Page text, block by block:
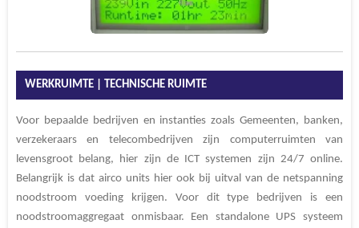
WERKRUIMTE | TECHNISCHE RUIMTE
Voor bepaalde bedrijven en instanties zoals Gemeenten, banken,
verzekeraars en telecombedrijven zijn computerruimten van
levensgroot belang, hier zijn de ICT systemen zijn 24/7 online.
Belangrijk is dat airco units hier ook bij uitval van de netspanning
noodstroom voeding krijgen. Voor dit type bedrijven is een
noodstroomaggregaat onmisbaar. Een standalone UPS systeem